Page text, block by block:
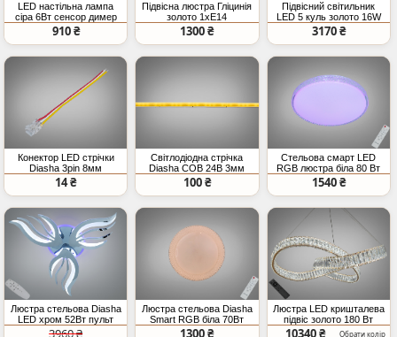
LED настільна лампа
сіра 6Вт сенсор димер
910 ₴
Підвісна люстра Гліцинія
золото 1xE14
регульована
1300 ₴
Підвісний світильник
LED 5 куль золото 16W
CCT
3170 ₴
Конектор LED стрічки
Diasha 3pin 8мм
прозорий IDC
14 ₴
Світлодіодна стрічка
Diasha COB 24В 3мм
холодна
100 ₴
Стельова смарт LED
RGB люстра біла 80 Вт
пульт
1540 ₴
Люстра стельова Diasha
LED хром 52Вт пульт
3960 ₴
Люстра стельова Diasha
Smart RGB біла 70Вт
пульт
1300 ₴
Люстра LED кришталева
підвіс золото 180 Вт
пульт
10340 ₴ Обрати колір